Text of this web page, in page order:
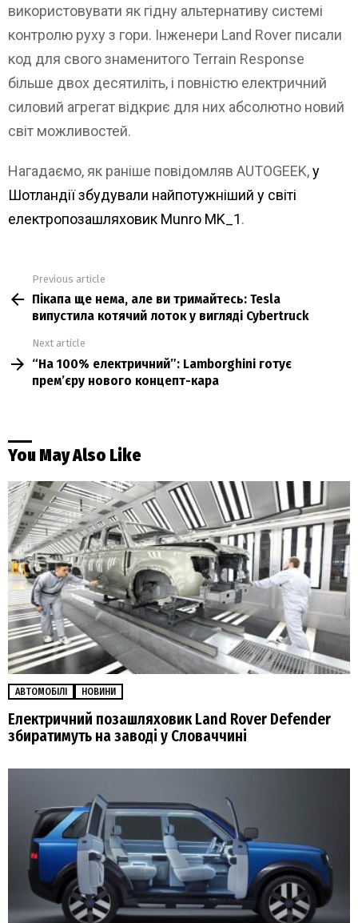
використовувати як гідну альтернативу системі
контролю руху з гори. Інженери Land Rover писали
код для свого знаменитого Terrain Response
більше двох десятиліть, і повністю електричний
силовий агрегат відкриє для них абсолютно новий
світ можливостей.
Нагадаємо, як раніше повідомляв AUTOGEEK,у
Шотландії збудували найпотужніший у світі
електропозашляховик Munro MK_1.
more
Previous article
Пікапа ще нема, але ви тримайтесь: Tesla
випустила котячий лоток у вигляді Cybertruck
Next article
“На 100% електричний”: Lamborghini готує
прем’єру нового концепт-кара
You May Also Like
АВТОМОБІЛІ НОВИНИ
Електричний позашляховик Land Rover Defender
збиратимуть на заводі у Словаччині